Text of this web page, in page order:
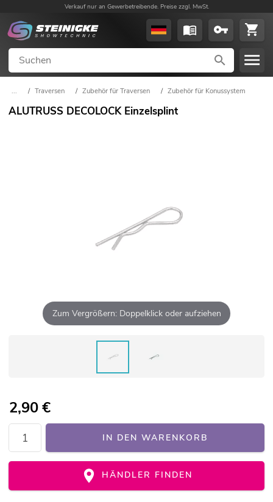
Verkauf nur an Gewerbetreibende. Preise zzgl. MwSt.
... / Traversen / Zubehör für Traversen / Zubehör für Konussystem
ALUTRUSS DECOLOCK Einzelsplint
Zum Vergrößern: Doppelklick oder aufziehen
2,90€
IN DEN WARENKORB
HÄNDLER FINDEN